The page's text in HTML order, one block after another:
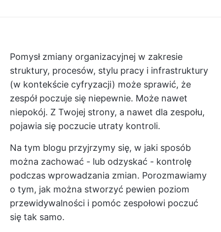
Pomysł zmiany organizacyjnej w zakresie
struktury, procesów, stylu pracy i infrastruktury
(w kontekście cyfryzacji) może sprawić, że
zespół poczuje się niepewnie. Może nawet
niepokój. Z Twojej strony, a nawet dla zespołu,
pojawia się poczucie utraty kontroli.
Na tym blogu przyjrzymy się, w jaki sposób
można zachować - lub odzyskać - kontrolę
podczas wprowadzania zmian. Porozmawiamy
o tym, jak można stworzyć pewien poziom
przewidywalności i pomóc zespołowi poczuć
się tak samo.